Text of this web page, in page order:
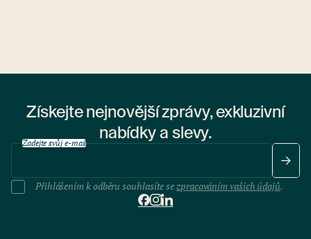
Získejte nejnovější zprávy, exkluzivní
nabídky a slevy.
Zadejte svůj e-mail
Přihlášením k odběru souhlasíte sezpracováním vašich údajů.